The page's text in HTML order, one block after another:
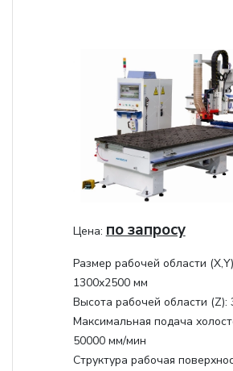
Цена: по запросу
Размер рабочей области
1300x2500 мм
Высота рабочей области (Z):
Максимальная подача
50000 мм/мин
Структура рабочая